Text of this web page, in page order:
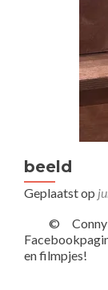
beeld
Geplaatst op
© Conny
en filmpjes!